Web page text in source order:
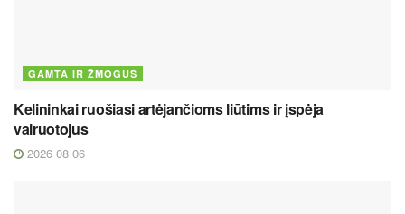
GAMTA IR ŽMOGUS
Kelininkai ruošiasi artėjančioms liūtims ir įspėja
vairuotojus
2026 08 06